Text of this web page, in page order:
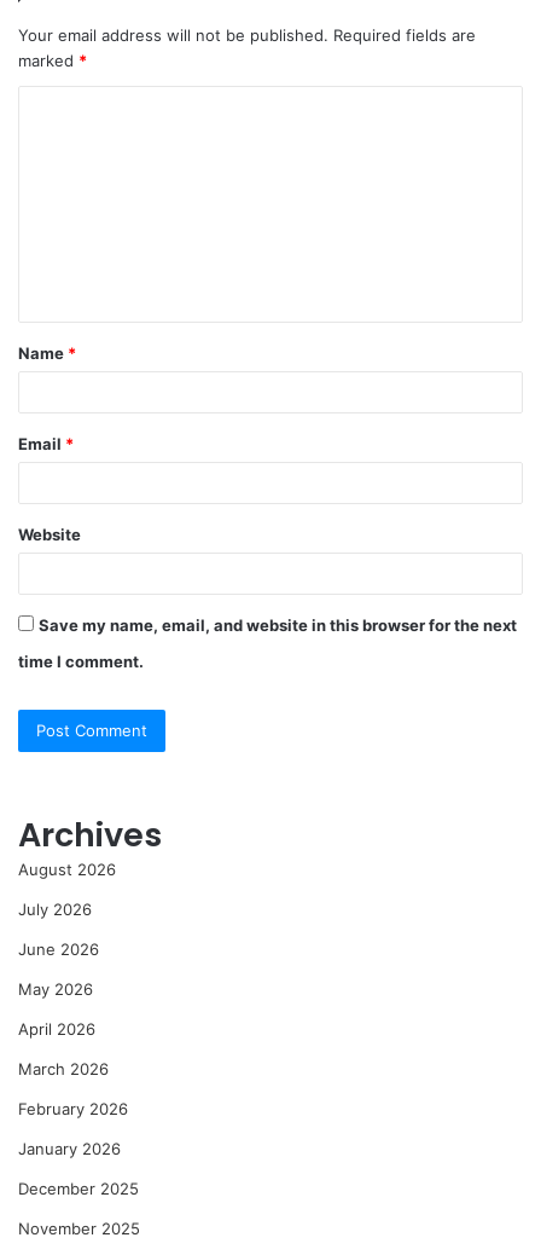
Your email address will not be published. Required fields are
marked *
t
*
Name *
Email *
Website
Save my name, email, and website in this browser for the next
time I comment.
Archives
August 2026
July 2026
June 2026
May 2026
April 2026
March 2026
February 2026
January 2026
December 2025
November 2025